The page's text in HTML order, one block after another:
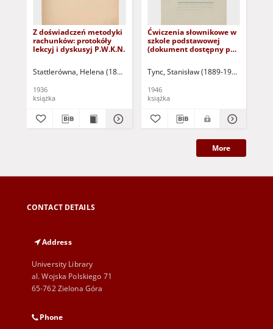
Z doświadczeń metodyki
rachunków: protokóły
lekcyj i dyskusyj P.W.K.N.
Stattlerówna, Helena (1875-1955)
1936
książka
Ćwiczenia słownikowe w
szkole podstawowej
(dokument dostępny po
wzroku)
Tync, Stanisław (1889-1964)
1946
książka
More
CONTACT DETAILS
Address
University Library
al. Wojska Polskiego 71
65-762 Zielona Góra
Phone